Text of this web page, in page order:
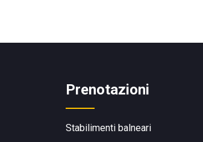
Prenotazioni
Stabilimenti balneari